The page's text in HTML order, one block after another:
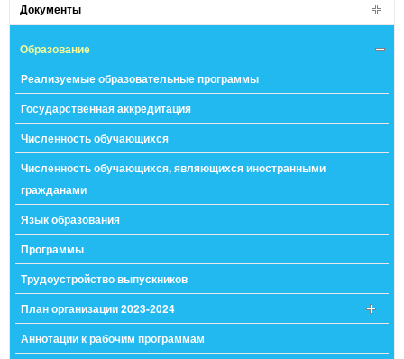
Документы
Образование
Реализуемые образовательные программы
Государственная аккредитация
Численность обучающихся
Численность обучающихся, являющихся иностранными
гражданами
Язык образования
Программы
Трудоустройство выпускников
План организации 2023-2024
Аннотации к рабочим программам